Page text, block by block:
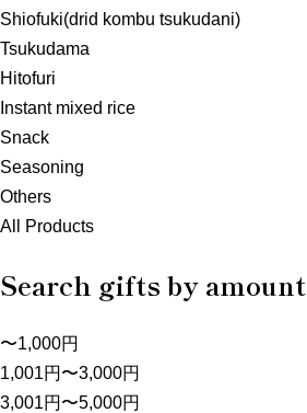
Shiofuki(drid kombu tsukudani)
Tsukudama
Hitofuri
Instant mixed rice
Snack
Seasoning
Others
All Products
Search gifts by amount
〜1,000円
1,001円〜3,000円
3,001円〜5,000円